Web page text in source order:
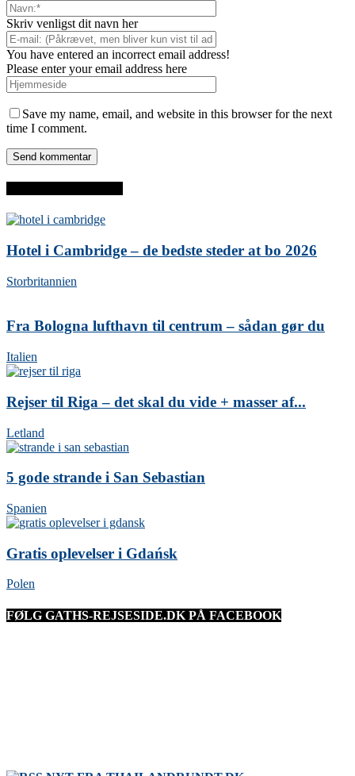
Skriv venligst dit navn her
You have entered an incorrect email address!
Please enter your email address here
Save my name, email, and website in this browser for the next
time I comment.
Hotel i Cambridge – de bedste steder at bo 2026
Storbritannien
Fra Bologna lufthavn til centrum – sådan gør du
Italien
Rejser til Riga – det skal du vide + masser af...
Letland
5 gode strande i San Sebastian
Spanien
Gratis oplevelser i Gdańsk
Polen
FØLG GATHS-REJSESIDE.DK PÅ FACEBOOK